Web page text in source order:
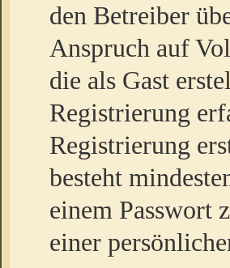
den Betreiber
Anspruch auf
die als Gast
Registrierung
Registrierung
besteht
einem Passwort
einer